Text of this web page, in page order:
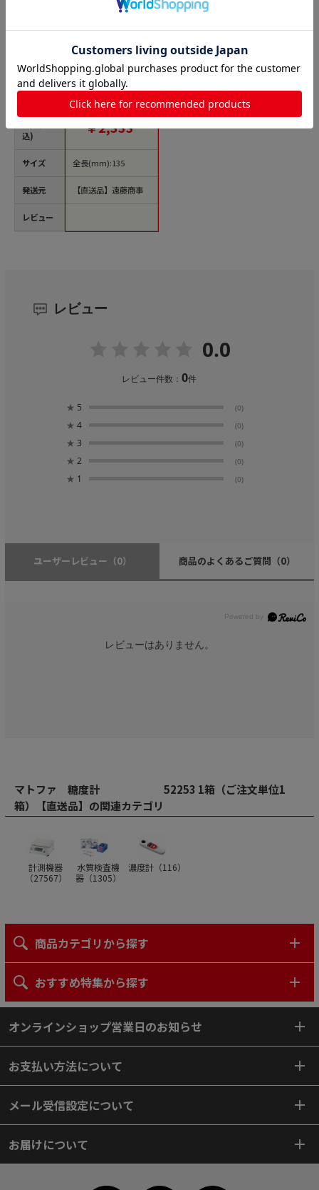
商品名
込)
サイズ
発送元
レビュー
マトファ 糖度計
52253 1箱
【直送品】
￥2,333
全長(mm):135
【直送品】遠藤商事
レビュー
0.0
レビュー件数：0件
★ 5 (0)
★ 4 (0)
★ 3 (0)
★ 2 (0)
★ 1 (0)
ユーザーレビュー （0） 商品のよくあるご質問 （0）
レビューはありません。
マトファ 糖度計 52253 1箱（ご注文単位1
箱）【直送品】の関連カテゴリ
計測機器
（27567）
水質検査機
器（1305）
濃度計（116）
商品カテゴリから探す
おすすめ特集から探す
オンラインショップ営業日のお知らせ
お支払い方法について
メール受信設定について
お届けについて